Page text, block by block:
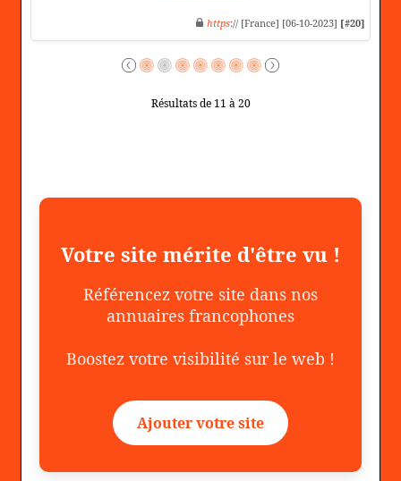
https:// [France] [06-10-2023] [#20]
Résultats de 11 à 20
Votre site mérite d'être vu !
Référencez votre site dans nos
annuaires francophones
Boostez votre visibilité sur le web !
Ajouter votre site